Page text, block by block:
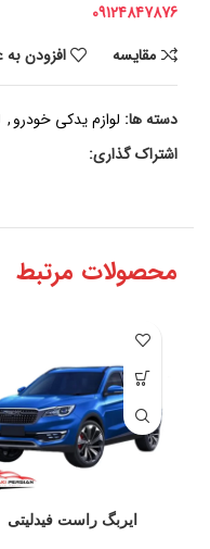
09124847876
مقايسه
افزودن به
دسته ها: لوازم یدکی خودرو,
اشتراک گذاری:
محصولات مرتبط
ایربگ راست فیدلیتی